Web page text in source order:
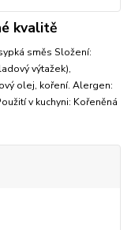
kvalitě
směs Složení:
výtažek),
olej, koření. Alergen:
v kuchyni: Kořeněná